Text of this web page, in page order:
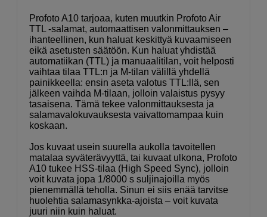
Profoto A10 tarjoaa, kuten muutkin Profoto Air
TTL -salamat, automaattisen valonmittauksen –
ihanteellinen, kun haluat keskittyä kuvaamiseen
eikä asetusten säätöön. Kun haluat yhdistää
automatiikan (TTL) ja manuaalitilan, voit helposti
vaihtaa tilaa TTL:n ja M-tilan välillä yhdellä
painikkeella: ensin aseta valotus TTL:llä, sen
jälkeen vaihda M-tilaan, jolloin valaistus pysyy
tasaisena. Tämä tekee valonmittauksesta ja
salamavalokuvauksesta vaivattomampaa kuin
koskaan.
Jos kuvaat usein suurella aukolla tavoitellen
matalaa syväterävyyttä, tai kuvaat ulkona, Profoto
A10 tukee HSS-tilaa (High Speed Sync), jolloin
voit kuvata jopa 1/8000 s suljinajoilla myös
pienemmällä teholla. Sinun ei siis enää tarvitse
huolehtia salamasynkka-ajoista – voit kuvata
juuri niin kuin haluat.